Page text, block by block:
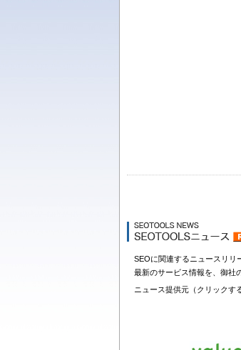
SEOに関連するニュースリリ
最新のサービス情報を、御社
ニュース提供元（クリックす